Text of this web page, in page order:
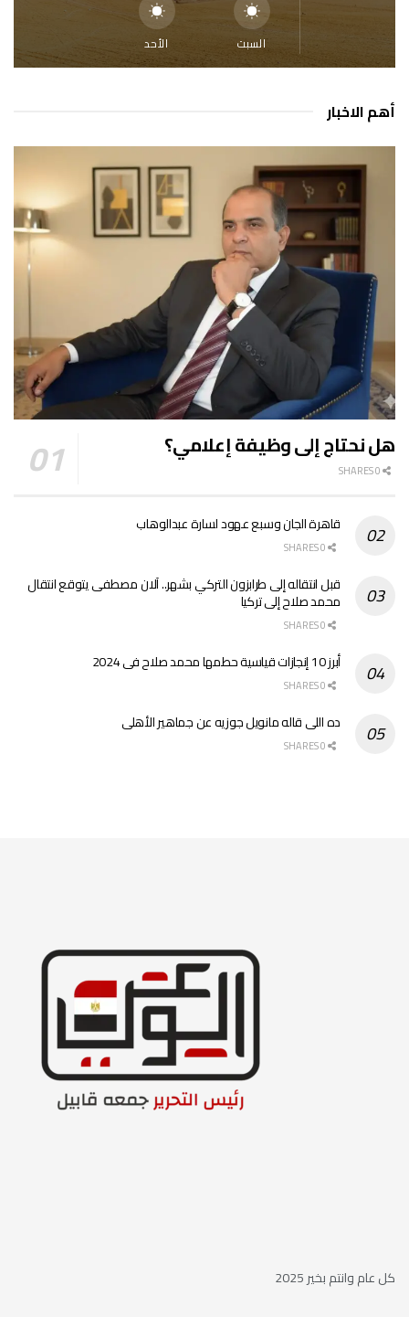
السبت الأحد
أهم الاخبار
هل نحتاج إلى وظيفة إعلامي؟
قاهرة الجان وسبع عهود لسارة عبدالوهاب
قبل انتقاله إلى طرابزون التركي بشهر.. آلان مصطفى يتوقع انتقال
محمد صلاح إلى تركيا
أبرز 10 إنجازات قياسية حطمها محمد صلاح فى 2024
ده اللى قاله مانويل جوزيه عن جماهير الأهلى
كل عام وانتم بخير 2025